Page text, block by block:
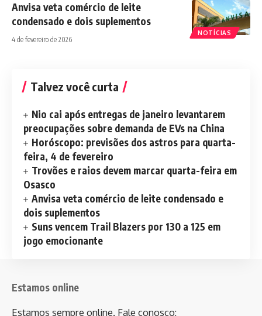
NOTÍCIAS
Anvisa veta comércio de leite
condensado e dois suplementos
4 de fevereiro de 2026
Talvez você curta
Nio cai após entregas de janeiro levantarem
preocupações sobre demanda de EVs na China
Horóscopo: previsões dos astros para quarta-
feira, 4 de fevereiro
Trovões e raios devem marcar quarta-feira em
Osasco
Anvisa veta comércio de leite condensado e
dois suplementos
Suns vencem Trail Blazers por 130 a 125 em
jogo emocionante
Estamos online
Estamos sempre online. Fale conosco: